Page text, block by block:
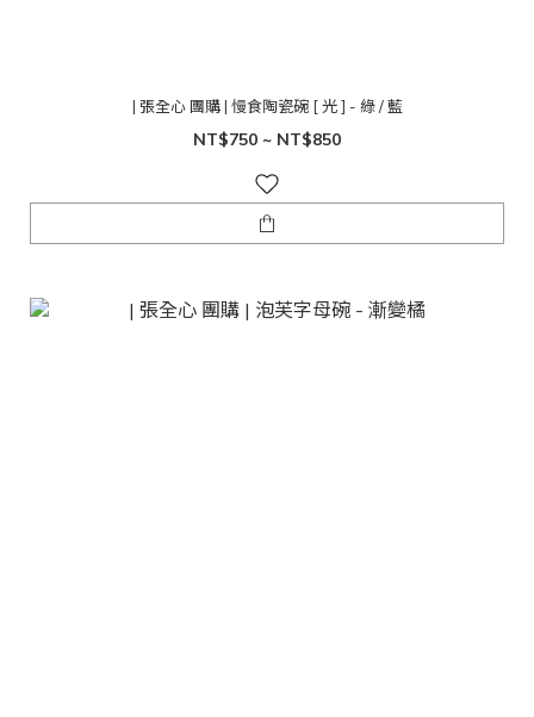
| 張全心 團購 | 慢食陶瓷碗 [ 光 ] - 綠 / 藍
NT$750 ~ NT$850